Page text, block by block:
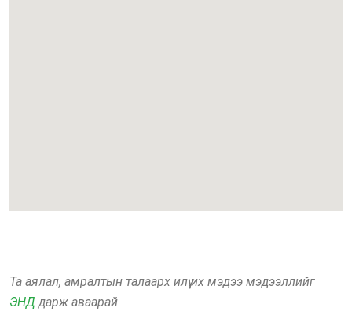
Та аялал, амралтын талаарх илүү их мэдээ мэдээллийг
ЭНД дарж аваарай